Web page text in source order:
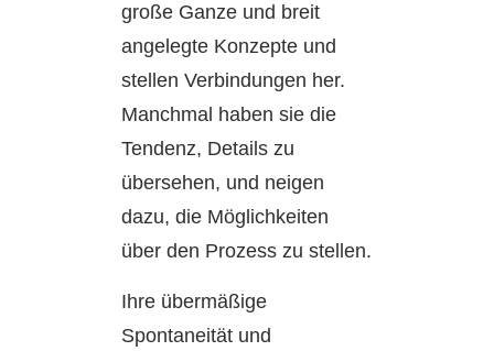
große Ganze und breit
angelegte Konzepte und
stellen Verbindungen her.
Manchmal haben sie die
Tendenz, Details zu
übersehen, und neigen
dazu, die Möglichkeiten
über den Prozess zu stellen.
Ihre übermäßige
Spontaneität und